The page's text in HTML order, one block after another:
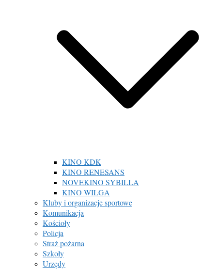
KINO KDK
KINO RENESANS
NOVEKINO SYBILLA
KINO WILGA
Kluby i organizacje sportowe
Komunikacja
Kościoły
Policja
Straż pożarna
Szkoły
Urzędy